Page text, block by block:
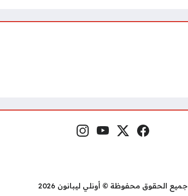
مواقع التواصل فيسبوكمنصة إكس
يوتيوبإنستغرام
جميع الحقوق محفوظة © أونلي ليبانون 2026